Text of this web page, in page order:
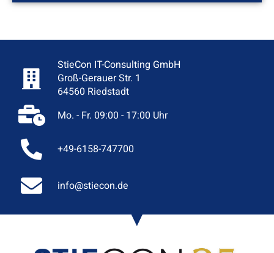
StieCon IT-Consulting GmbH
Groß-Gerauer Str. 1
64560 Riedstadt
Mo. - Fr. 09:00 - 17:00 Uhr
+49-6158-747700
info@stiecon.de